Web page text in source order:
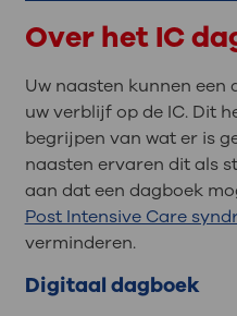
Over het IC
Uw naasten kunnen
uw verblijf op de IC. Dit
begrijpen van wat er is
naasten ervaren dit als
aan dat een dagboek
Post Intensive Care
verminderen.
Digitaal dagboek